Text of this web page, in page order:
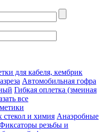
для кабеля, кембрик
Автомобильная гофра
Гибкая оплетка (змеиная
все
стекол и химия Анаэробные
резьбы и